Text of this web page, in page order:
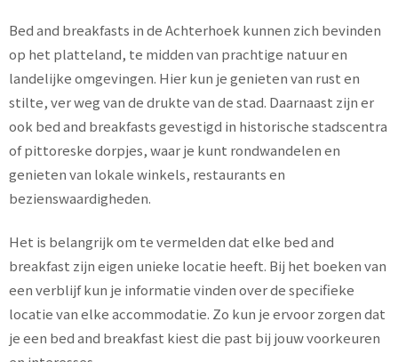
Bed and breakfasts in de Achterhoek kunnen zich bevinden
op het platteland, te midden van prachtige natuur en
landelijke omgevingen. Hier kun je genieten van rust en
stilte, ver weg van de drukte van de stad. Daarnaast zijn er
ook bed and breakfasts gevestigd in historische stadscentra
of pittoreske dorpjes, waar je kunt rondwandelen en
genieten van lokale winkels, restaurants en
bezienswaardigheden.
Het is belangrijk om te vermelden dat elke bed and
breakfast zijn eigen unieke locatie heeft. Bij het boeken van
een verblijf kun je informatie vinden over de specifieke
locatie van elke accommodatie. Zo kun je ervoor zorgen dat
je een bed and breakfast kiest die past bij jouw voorkeuren